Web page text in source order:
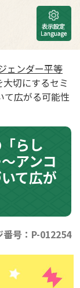
ェンダー平等
切にするセミ
て広がる可能性
らし
アンコ
て広が
番号：P-012254